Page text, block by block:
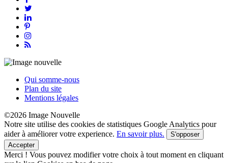
Qui somme-nous
Plan du site
Mentions légales
©2026 Image Nouvelle
Notre site utilise des cookies de statistiques Google Analytics pour
aider à améliorer votre experience. En savoir plus.
S'opposer
Accepter
Merci ! Vous pouvez modifier votre choix à tout moment en cliquant